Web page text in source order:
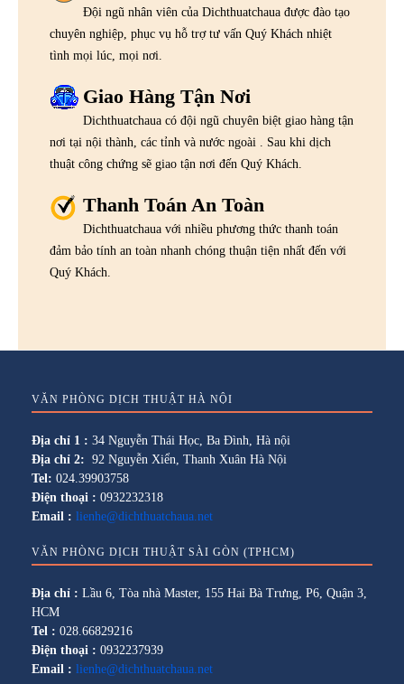
Đội ngũ nhân viên của Dichthuatchaua được đào tạo
chuyên nghiệp, phục vụ hỗ trợ tư vấn Quý Khách nhiệt
tình mọi lúc, mọi nơi.
Giao Hàng Tận Nơi
Dichthuatchaua có đội ngũ chuyên biệt giao hàng tận
nơi tại nội thành, các tỉnh và nước ngoài . Sau khi dịch
thuật công chứng sẽ giao tận nơi đến Quý Khách.
Thanh Toán An Toàn
Dichthuatchaua với nhiều phương thức thanh toán
đảm bảo tính an toàn nhanh chóng thuận tiện nhất đến với
Quý Khách.
VĂN PHÒNG DỊCH THUẬT HÀ NỘI
Địa chỉ 1 : 34 Nguyễn Thái Học, Ba Đình, Hà nội
Địa chỉ 2: 92 Nguyễn Xiển, Thanh Xuân Hà Nội
Tel: 024.39903758
Điện thoại : 0932232318
Email : lienhe@dichthuatchaua.net
VĂN PHÒNG DỊCH THUẬT SÀI GÒN (TPHCM)
Địa chỉ : Lầu 6, Tòa nhà Master, 155 Hai Bà Trưng, P6, Quận 3,
HCM
Tel : 028.66829216
Điện thoại : 0932237939
Email : lienhe@dichthuatchaua.net